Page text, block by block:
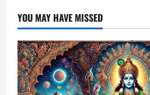
YOU MAY HAVE MISSED